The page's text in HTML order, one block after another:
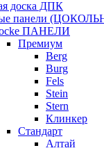
доска ДПК
панели
ПАНЕЛИ
Премиум
Berg
Burg
Fels
Stein
Stern
Клинкер
Стандарт
Алтай